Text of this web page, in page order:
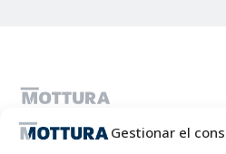
Gestionar el
MOTTURA S.P.A. - Capital social
IT01051980017 - Sociedad unipersonal